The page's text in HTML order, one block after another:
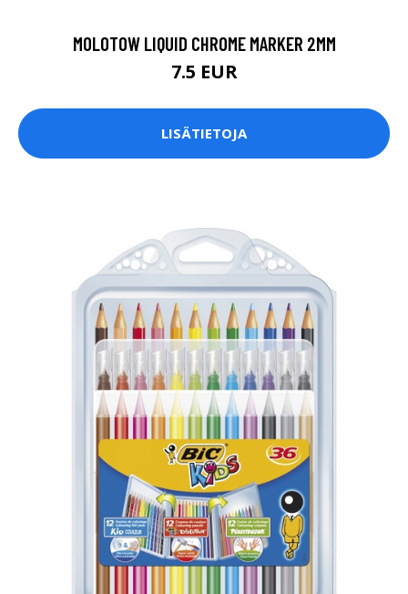
MOLOTOW LIQUID CHROME MARKER 2MM
7.5 EUR
LISÄTIETOJA